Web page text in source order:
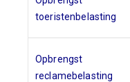
toeristenbelasting
Opbrengst
reclamebelasting